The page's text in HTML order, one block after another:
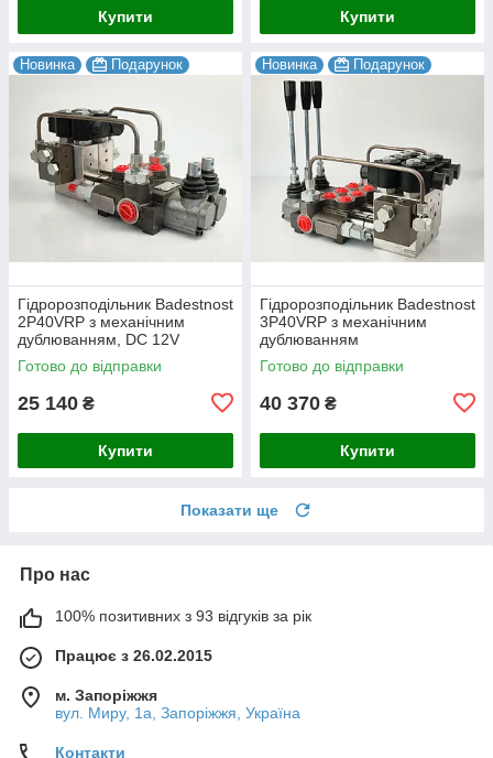
Купити Купити
Новинка Подарунок
Гідророзподільник Badestnost
2P40VRP з механічним
дублюванням, DC 12V
Готово до відправки
25 140 ₴
Купити
Новинка Подарунок
Гідророзподільник Badestnost
3P40VRP з механічним
дублюванням
Готово до відправки
40 370 ₴
Купити
Показати ще
Про нас
100% позитивних з 93 відгуків за рік
Працює з 26.02.2015
м. Запоріжжя
вул. Миру, 1а, Запоріжжя, Україна
Контакти